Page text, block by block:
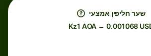
שער חליפין אמצעי
Kz1 AOA ← 0.001068